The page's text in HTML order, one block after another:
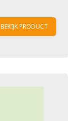
BEKIJK PRODUCT